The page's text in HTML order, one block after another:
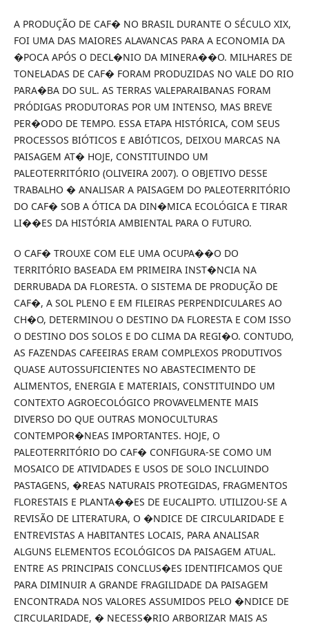
A PRODUÇÃO DE CAF� NO BRASIL DURANTE O SÉCULO XIX,
FOI UMA DAS MAIORES ALAVANCAS PARA A ECONOMIA DA
�POCA APÓS O DECL�NIO DA MINERA��O. MILHARES DE
TONELADAS DE CAF� FORAM PRODUZIDAS NO VALE DO RIO
PARA�BA DO SUL. AS TERRAS VALEPARAIBANAS FORAM
PRÓDIGAS PRODUTORAS POR UM INTENSO, MAS BREVE
PER�ODO DE TEMPO. ESSA ETAPA HISTÓRICA, COM SEUS
PROCESSOS BIÓTICOS E ABIÓTICOS, DEIXOU MARCAS NA
PAISAGEM AT� HOJE, CONSTITUINDO UM
PALEOTERRITÓRIO (OLIVEIRA 2007). O OBJETIVO DESSE
TRABALHO � ANALISAR A PAISAGEM DO PALEOTERRITÓRIO
DO CAF� SOB A ÓTICA DA DIN�MICA ECOLÓGICA E TIRAR
LI��ES DA HISTÓRIA AMBIENTAL PARA O FUTURO.
O CAF� TROUXE COM ELE UMA OCUPA��O DO
TERRITÓRIO BASEADA EM PRIMEIRA INST�NCIA NA
DERRUBADA DA FLORESTA. O SISTEMA DE PRODUÇÃO DE
CAF�, A SOL PLENO E EM FILEIRAS PERPENDICULARES AO
CH�O, DETERMINOU O DESTINO DA FLORESTA E COM ISSO
O DESTINO DOS SOLOS E DO CLIMA DA REGI�O. CONTUDO,
AS FAZENDAS CAFEEIRAS ERAM COMPLEXOS PRODUTIVOS
QUASE AUTOSSUFICIENTES NO ABASTECIMENTO DE
ALIMENTOS, ENERGIA E MATERIAIS, CONSTITUINDO UM
CONTEXTO AGROECOLÓGICO PROVAVELMENTE MAIS
DIVERSO DO QUE OUTRAS MONOCULTURAS
CONTEMPOR�NEAS IMPORTANTES. HOJE, O
PALEOTERRITÓRIO DO CAF� CONFIGURA-SE COMO UM
MOSAICO DE ATIVIDADES E USOS DE SOLO INCLUINDO
PASTAGENS, �REAS NATURAIS PROTEGIDAS, FRAGMENTOS
FLORESTAIS E PLANTA��ES DE EUCALIPTO. UTILIZOU-SE A
REVISÃO DE LITERATURA, O �NDICE DE CIRCULARIDADE E
ENTREVISTAS A HABITANTES LOCAIS, PARA ANALISAR
ALGUNS ELEMENTOS ECOLÓGICOS DA PAISAGEM ATUAL.
ENTRE AS PRINCIPAIS CONCLUS�ES IDENTIFICAMOS QUE
PARA DIMINUIR A GRANDE FRAGILIDADE DA PAISAGEM
ENCONTRADA NOS VALORES ASSUMIDOS PELO �NDICE DE
CIRCULARIDADE, � NECESS�RIO ARBORIZAR MAIS AS